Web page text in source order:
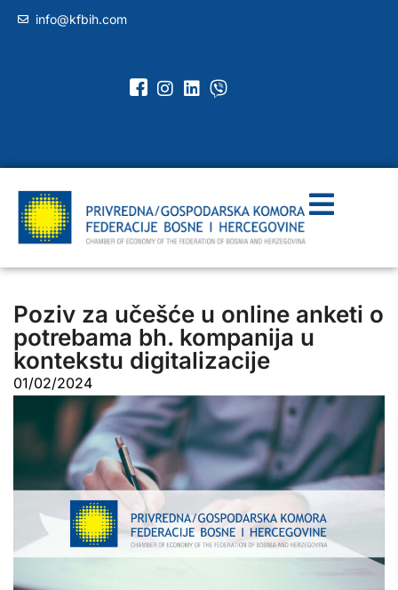
info@kfbih.com
Poziv za učešće u online anketi o
potrebama bh. kompanija u
kontekstu digitalizacije
01/02/2024